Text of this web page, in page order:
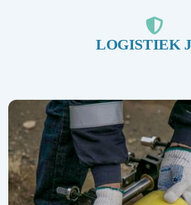
LOGISTIEK